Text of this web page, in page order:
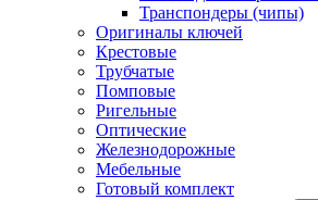
Транспондеры (чипы)
Оригиналы ключей
Крестовые
Трубчатые
Помповые
Ригельные
Оптические
Железнодорожные
Мебельные
Готовый комплект